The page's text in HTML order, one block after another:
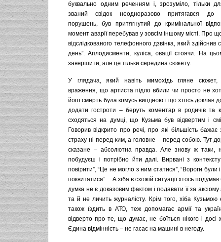
буквально одним реченням і, зрозуміло, тільки
званий свідок неодноразово притягався до
порушень, був притягнутий до кримінальної
момент аварії перебував у зовсім іншому місті. Про
відслідкованого телефонного дзвінка, який здійснив
день”. Аплодисменти, куліса, овації стоячи. На
завершити, але це тільки середина сюжету.
У глядача, який навіть мимохідь гляне сюжет,
враження, що артиста підло вбили чи просто не
його смерть була комусь вигідною і що хтось доклав
додати гостроти – беруть коментар в родичів та
сходяться на думці, що Кузьма був відвертим і
Говорив відкрито про речі, про які більшість
страху ні перед ким, а головне – перед собою. Тут
сказане – абсолютна правда. Але знову ж таки,
побудуєш і потрібно йти далі. Вирвані з
повірити”, “Це не могло з ним статися”, “Вороги були
поквитатися”… А хіба в схожій ситуації хтось
думка не є доказовим фактом і подавати її за
та й не личить журналісту. Крім того, хіба
також їздить в АТО, теж допомагає армії та
відверто про те, що думає, не боїться нікого і досі
Єдина відмінність – не гасає на машині в негоду.